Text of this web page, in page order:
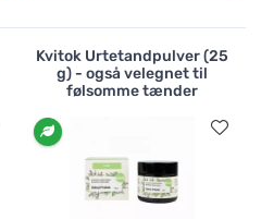
Kvitok Urtetandpulver (25
g) - også velegnet til
følsomme tænder